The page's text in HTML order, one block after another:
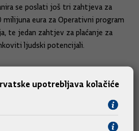
se poslati još tri zahtjeva za
milijuna eura za Operativni program
te jedan zahtjev za plaćanje za
ljudski potencijali.
da Vlada planira iskoristiti u cijelosti
u ovoj financijskoj perspektivi
identificirani problemi koji
upotrebljava kolačiće